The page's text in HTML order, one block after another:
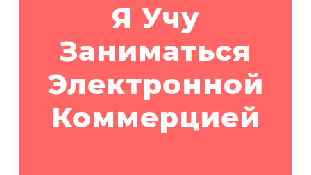
Я Учу
Заниматься
Электронной
Коммерцией